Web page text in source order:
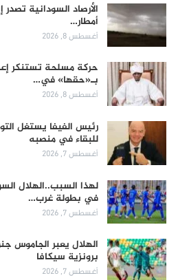
الأرصاد السودانية تصدر
أمطار…
أغسطس 8, 2026
حركة مسلحة تستنكر
بـ«حقها» في…
أغسطس 8, 2026
رئيس الفيفا يستغل
للبقاء في منصبه
أغسطس 7, 2026
لهذا السبب..الهلال
في بطولة غرب…
أغسطس 7, 2026
الهلال يعبر الجاموس
برونزية سيكافا
أغسطس 7, 2026